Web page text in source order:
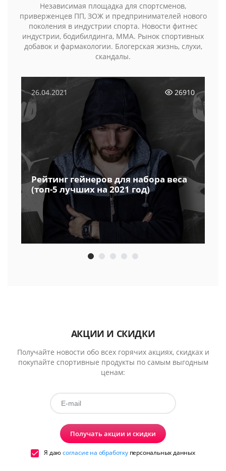
Независимая площадка для спортсменов,
приверженцев ПП, ЗОЖ и предпринимателей нового
поколения в индустрии спорта. Новости фитнес
индустрии, бодибилдинга, MMA. Рынок спортивных
добавок и фармакологии. Блогерская жизнь, слухи,
скандалы.
26.04.2021 26910
Рейтинг гейнеров для набора веса
(топ-5 лучших на 2021 год)
АКЦИИ И СКИДКИ
Получайте новости обо всех горячих акциях, скидках и
покупайте спортивные продукты по самым выгодным
ценам:
Получать акции и скидки
Я даюсогласие на обработкуперсональных данных